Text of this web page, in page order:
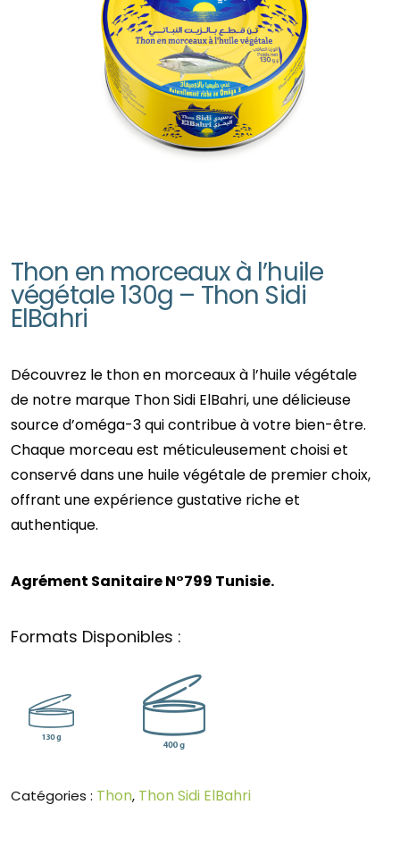
Thon en morceaux à l’huile
végétale 130g – Thon Sidi
ElBahri
Découvrez le thon en morceaux à l’huile végétale
de notre marque Thon Sidi ElBahri, une délicieuse
source d’oméga-3 qui contribue à votre bien-être.
Chaque morceau est méticuleusement choisi et
conservé dans une huile végétale de premier choix,
offrant une expérience gustative riche et
authentique.
Agrément Sanitaire N°799 Tunisie.
Formats Disponibles :
Catégories : Thon, Thon Sidi ElBahri